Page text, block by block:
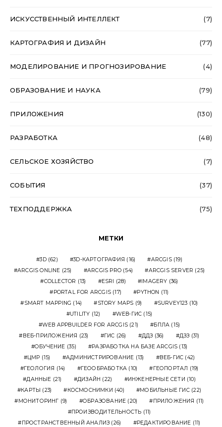
ИСКУССТВЕННЫЙ ИНТЕЛЛЕКТ (7)
КАРТОГРАФИЯ И ДИЗАЙН (77)
МОДЕЛИРОВАНИЕ И ПРОГНОЗИРОВАНИЕ (4)
ОБРАЗОВАНИЕ И НАУКА (79)
ПРИЛОЖЕНИЯ (130)
РАЗРАБОТКА (48)
СЕЛЬСКОЕ ХОЗЯЙСТВО (7)
СОБЫТИЯ (37)
ТЕХПОДДЕРЖКА (75)
МЕТКИ
3D(62) 3D-КАРТОГРАФИЯ (16) ARCGIS(19)
ARCGIS ONLINE (25) ARCGIS PRO (54) ARCGIS SERVER (25)
COLLECTOR (13) ESRI (28) IMAGERY (36)
PORTAL FOR ARCGIS (17) PYTHON (11)
SMART MAPPING (14) STORY MAPS (9) SURVEY123 (10)
UTILITY (12) WEB-ГИС (15)
WEB APPBUILDER FOR ARCGIS(21) БПЛА (15)
ВЕБ-ПРИЛОЖЕНИЯ (23) ГИС (26) ДДЗ (36) ДЗЗ (31)
ОБУЧЕНИЕ (35) РАЗРАБОТКА НА БАЗЕ ARCGIS (13)
ЦМР (15) АДМИНИСТРИРОВАНИЕ (13) ВЕБ-ГИС (42)
ГЕОЛОГИЯ (14) ГЕООБРАБОТКА (10) ГЕОПОРТАЛ (19)
ДАННЫЕ (21) ДИЗАЙН (22) ИНЖЕНЕРНЫЕ СЕТИ (10)
КАРТЫ (23) КОСМОСНИМКИ (40) МОБИЛЬНЫЕ ГИС(22)
МОНИТОРИНГ (9) ОБРАЗОВАНИЕ (20) ПРИЛОЖЕНИЯ (11)
ПРОИЗВОДИТЕЛЬНОСТЬ (11)
ПРОСТРАНСТВЕННЫЙ АНАЛИЗ (26) РЕДАКТИРОВАНИЕ (11)